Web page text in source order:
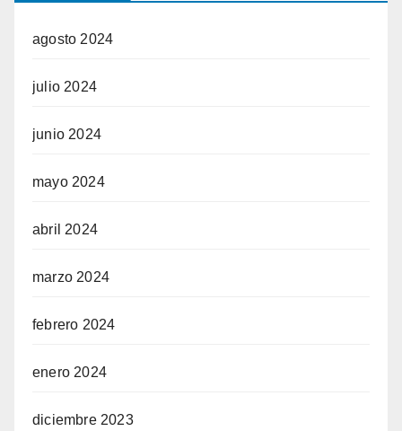
agosto 2024
julio 2024
junio 2024
mayo 2024
abril 2024
marzo 2024
febrero 2024
enero 2024
diciembre 2023